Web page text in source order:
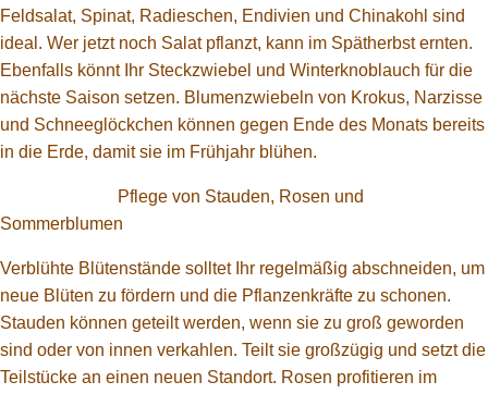
Feldsalat, Spinat, Radieschen, Endivien und Chinakohl sind
ideal. Wer jetzt noch Salat pflanzt, kann im Spätherbst ernten.
Ebenfalls könnt Ihr Steckzwiebel und Winterknoblauch für die
nächste Saison setzen. Blumenzwiebeln von Krokus, Narzisse
und Schneeglöckchen können gegen Ende des Monats bereits
in die Erde, damit sie im Frühjahr blühen.
Pflege von Stauden, Rosen und
Sommerblumen
Verblühte Blütenstände solltet Ihr regelmäßig abschneiden, um
neue Blüten zu fördern und die Pflanzenkräfte zu schonen.
Stauden können geteilt werden, wenn sie zu groß geworden
sind oder von innen verkahlen. Teilt sie großzügig und setzt die
Teilstücke an einen neuen Standort. Rosen profitieren im